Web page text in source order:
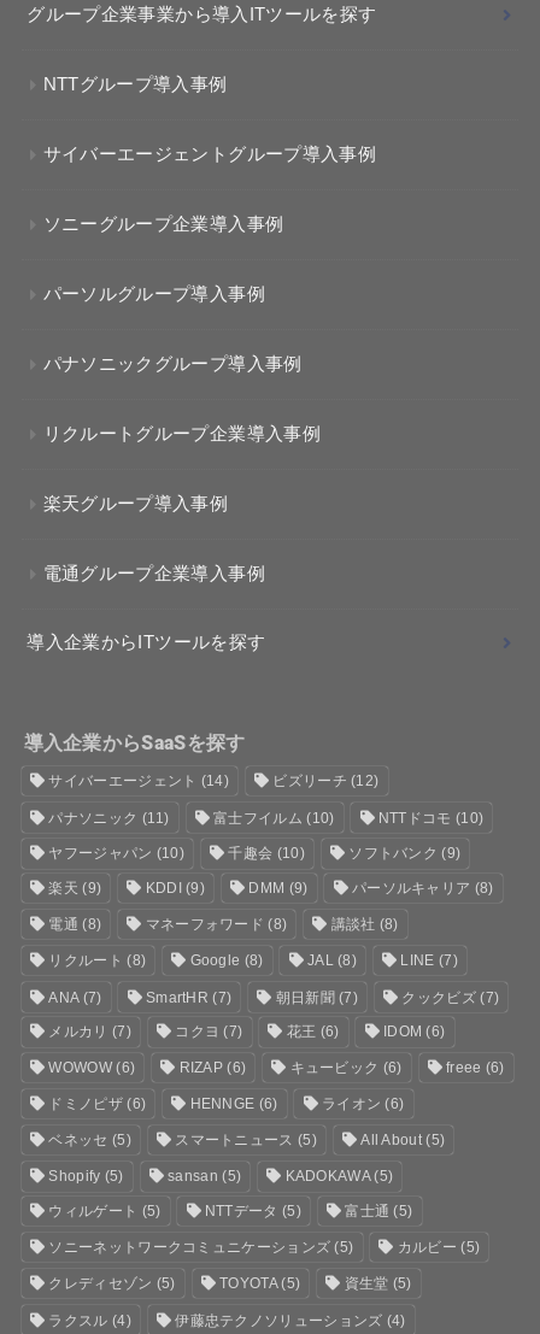
グループ企業事業から導入ITツールを探す
NTTグループ導入事例
サイバーエージェントグループ導入事例
ソニーグループ企業導入事例
パーソルグループ導入事例
パナソニックグループ導入事例
リクルートグループ企業導入事例
楽天グループ導入事例
電通グループ企業導入事例
導入企業からITツールを探す
導入企業からSaaSを探す
サイバーエージェント (14) ビズリーチ (12)
パナソニック (11) 富士フイルム (10) NTTドコモ (10)
ヤフージャパン (10) 千趣会 (10) ソフトバンク (9)
楽天 (9) KDDI (9) DMM (9) パーソルキャリア (8)
電通 (8) マネーフォワード (8) 講談社 (8)
リクルート (8) Google (8) JAL(8) LINE (7)
ANA(7) SmartHR (7) 朝日新聞(7) クックビズ(7)
メルカリ (7) コクヨ (7) 花王 (6) IDOM (6)
WOWOW(6) RIZAP (6) キュービック (6) freee (6)
ドミノピザ(6) HENNGE (6) ライオン (6)
ベネッセ (5) スマートニュース (5) All About(5)
Shopify (5) sansan (5) KADOKAWA(5)
ウィルゲート (5) NTTデータ (5) 富士通 (5)
ソニーネットワークコミュニケーションズ (5) カルビー (5)
クレディセゾン (5) TOYOTA(5) 資生堂 (5)
ラクスル (4) 伊藤忠テクノソリューションズ (4)